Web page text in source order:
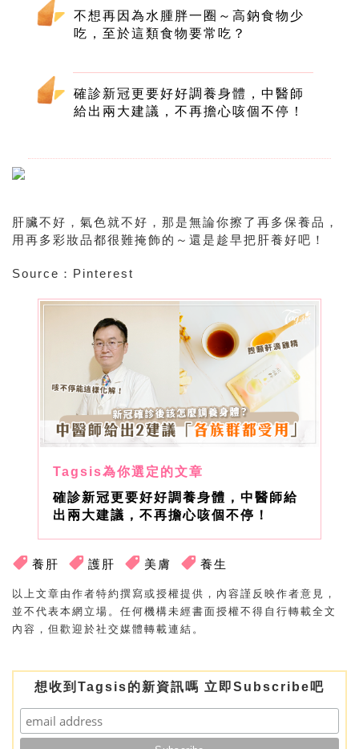
不想再因為水腫胖一圈～高鈉食物少
吃，至於這類食物要常吃？
確診新冠更要好好調養身體，中醫師
給出兩大建議，不再擔心咳個不停！
肝臟不好，氣色就不好，那是無論你擦了再多保養品，
用再多彩妝品都很難掩飾的～還是趁早把肝養好吧！
Source：Pinterest
確診新冠更要好好調養身體，中醫師給
出兩大建議，不再擔心咳個不停！
養肝 護肝 美膚 養生
以上文章由作者特約撰寫或授權提供，內容謹反映作者意見，
並不代表本網立場。任何機構未經書面授權不得自行轉載全文
內容，但歡迎於社交媒體轉載連結。
想收到Tagsis的新資訊嗎 立即Subscribe吧